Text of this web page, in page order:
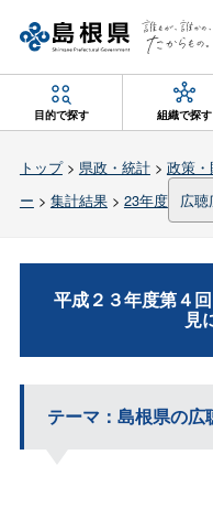
目的で探す 組織で探す
トップ> 県政・統計> 政策・
ー > 集計結果> 23年度 広
平成２３年度第４
見
テーマ：島根県の広